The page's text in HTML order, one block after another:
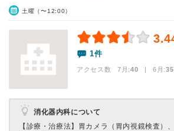
土曜（〜12:00）
1件
アクセス数 7月:40 | 6月:35
消化器内科について
【診療・治療法】 胃カメラ（胃内視鏡検査）